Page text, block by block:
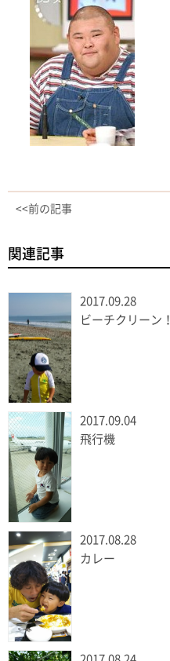
<<前の記事
関連記事
2017.09.28
ビーチクリーン！
2017.09.04
飛行機
2017.08.28
カレー